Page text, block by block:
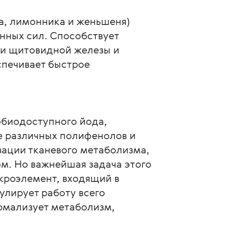
лимонника и женьшеня)
сил. Способствует
щитовидной железы и
быстрое
йода,
различных полифенолов и
тканевого метаболизма,
Но важнейшая задача этого
входящий в
работу всего
метаболизм,